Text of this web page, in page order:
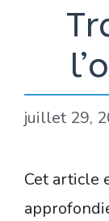
juillet 29,
Cet article